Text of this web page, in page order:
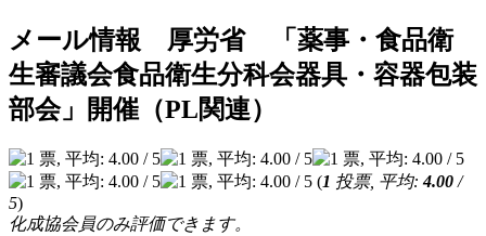
メール情報 厚労省 「薬事・食品衛
生審議会食品衛生分科会器具・容器包装
部会」開催（PL関連）
(1 投票, 平均:4.00 /
5)
化成協会員のみ評価できます。